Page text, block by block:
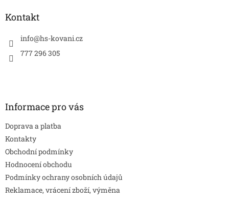
Kontakt
info@hs-kovani.cz
777 296 305
Informace pro vás
Doprava a platba
Kontakty
Obchodní podmínky
Hodnocení obchodu
Podmínky ochrany osobních údajů
Reklamace, vrácení zboží, výměna